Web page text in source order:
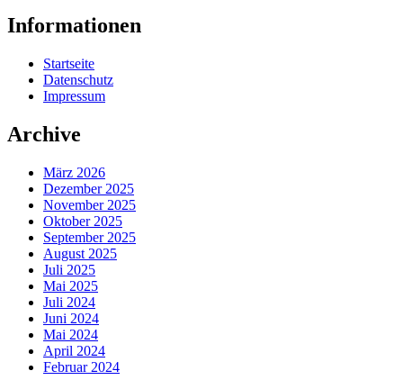
Informationen
Startseite
Datenschutz
Impressum
Archive
März 2026
Dezember 2025
November 2025
Oktober 2025
September 2025
August 2025
Juli 2025
Mai 2025
Juli 2024
Juni 2024
Mai 2024
April 2024
Februar 2024